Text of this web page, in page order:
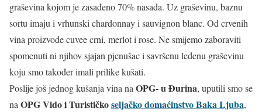
graševina kojom je zasađeno 70% nasada. Uz graševinu, baznu
sortu imaju i vrhunski chardonnay i sauvignon blanc. Od crvenih
vina proizvode cuvee crni, merlot i rose. Ne smijemo zaboraviti
spomenuti ni njihov sjajan pjenušac i savršenu ledenu graševinu
koju smo također imali prilike kušati.
Poslije još jednog kušanja vina na OPG- u Đurina, uputili smo se
na OPG Vido i Turističkoseljačko domaćinstvo Baka Ljuba,